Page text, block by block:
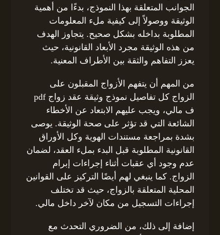
الجوانب المتعلقة بهذا النموذج، بدءًا من أهمية
الوثيقة ووصولاً إلى كيفية ملء المعلومات
المطلوبة بداخله بشكل صحيح. يتجاوز الهدف
من هذه الوثيقة مجرد الأبعاد القانونية، حيث
يعزز التفاهم والثقة بين الأطراف المعنية.
من المهم أن يتفهم الأزواج المقبلون على
الزواج كل تفاصيل نموذج وثيقة عقد زواج pdf
ف مالي، ويجب عليهم الابتعاد عن الأخطاء
الشائعة التي قد تؤثر على صحة الوثيقة. يوصى
بشدة بمراجعة مستندات الهوية وكل الأوراق
القانونية المطلوبة قبل البدء بملء العقد، لضمان
عدم وجود أي عقبات أثناء إجراءات إبرام
الزواج. كما ينبغي لهم أيضًا التركيز على القوانين
المحلية المتعلقة بالزواج، حيث قد تختلف
إجراءات التسجيل من مكان لآخر داخل مالي.
إضافة إلى ذلك، من الضروري التحدث مع